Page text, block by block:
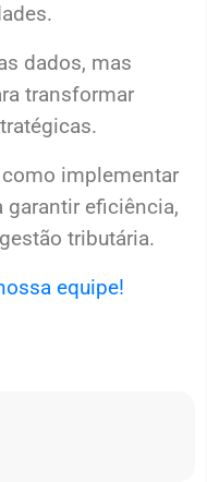
dados, mas
transformar
implementar
garantir eficiência,
tributária.
equipe!